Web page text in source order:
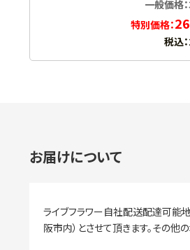
一般価格
特別価格：
税込
お届けについて
ライブフラワー自社配送配達可能地
阪市内）とさせて頂きます。その他